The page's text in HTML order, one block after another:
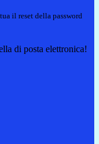
il reset della password
di posta elettronica!